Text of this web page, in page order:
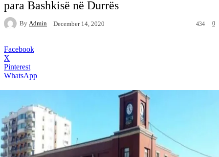
para Bashkisë në Durrës
By Admin December 14, 2020 0
434
Facebook
X
Pinterest
WhatsApp